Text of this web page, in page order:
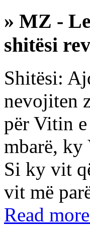
» MZ -
shitësi
Shitësi:
nevojiten
për Vitin
mbarë,
Si ky vit
vit më
Read